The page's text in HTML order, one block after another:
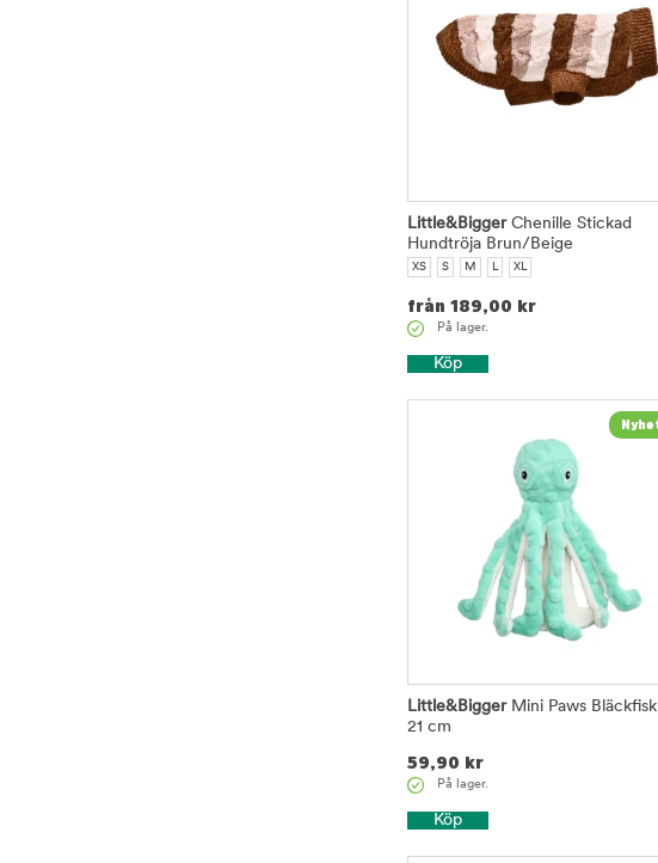
Little&BiggerChenille Stickad
Hundtröja Brun/Beige
XS S M L XL
från 189,00 kr
På lager.
Köp
Little&BiggerMini Paws Bläckfisk
21 cm
59,90 kr
På lager.
Köp